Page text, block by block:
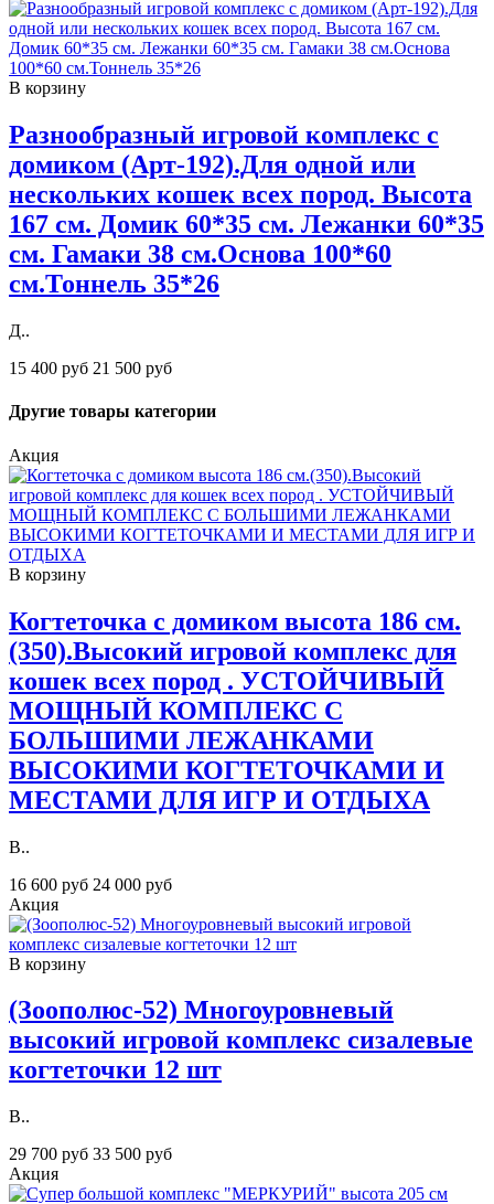
В корзину
Разнообразный игровой комплекс с
домиком (Арт-192).Для одной или
нескольких кошек всех пород. Высота
167 см. Домик 60*35 см. Лежанки 60*35
см. Гамаки 38 см.Основа 100*60
см.Тоннель 35*26
Д..
15 400 руб 21 500 руб
Другие товары категории
Акция
В корзину
Когтеточка с домиком высота 186 см.
(350).Высокий игровой комплекс для
кошек всех пород . УСТОЙЧИВЫЙ
МОЩНЫЙ КОМПЛЕКС С
БОЛЬШИМИ ЛЕЖАНКАМИ
ВЫСОКИМИ КОГТЕТОЧКАМИ И
МЕСТАМИ ДЛЯ ИГР И ОТДЫХА
В..
16 600 руб 24 000 руб
Акция
В корзину
(Зоополюс-52) Многоуровневый
высокий игровой комплекс сизалевые
когтеточки 12 шт
В..
29 700 руб 33 500 руб
Акция